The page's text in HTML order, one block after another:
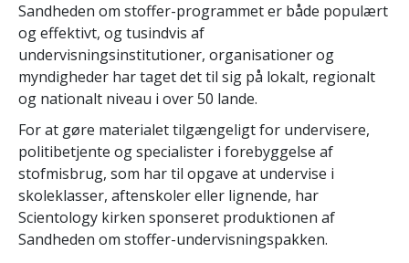
Sandheden om stoffer-programmet er både populært
og effektivt, og tusindvis af
undervisningsinstitutioner, organisationer og
myndigheder har taget det til sig på lokalt, regionalt
og nationalt niveau i over 50 lande.
For at gøre materialet tilgængeligt for undervisere,
politibetjente og specialister i forebyggelse af
stofmisbrug, som har til opgave at undervise i
skoleklasser, aftenskoler eller lignende, har
Scientology kirken sponseret produktionen af
Sandheden om stoffer-undervisningspakken.